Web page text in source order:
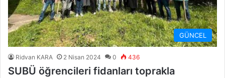
GÜNCEL
Ridvan KARA 2 Nisan 2024 0 436
SUBÜ öğrencileri fidanları toprakla